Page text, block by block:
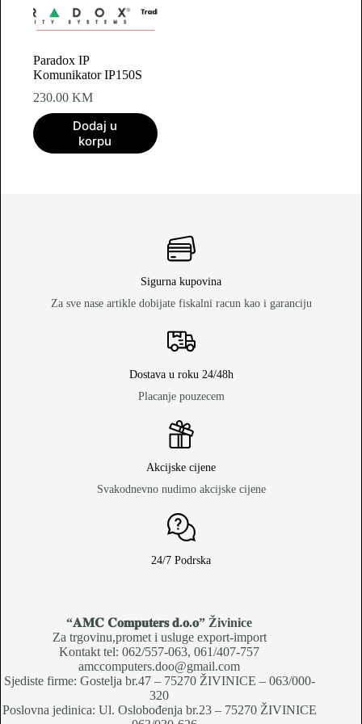
Paradox IP
Komunikator IP150S
230.00 KM
Dodaj u
korpu
Sigurna kupovina
Za sve nase artikle dobijate fiskalni racun kao i garanciju
Dostava u roku 24/48h
Placanje pouzecem
Akcijske cijene
Svakodnevno nudimo akcijske cijene
24/7 Podrska
“𝐀𝐌𝐂 𝐂𝐨𝐦𝐩𝐮𝐭𝐞𝐫𝐬 𝐝.𝐨.𝐨” Živinice
Za trgovinu,promet i usluge export-import
Kontakt tel: 062/557-063, 061/407-757
amccomputers.doo@gmail.com
Sjediste firme: Gostelja br.47 – 75270 ŽIVINICE – 063/000-
320
Poslovna jedinica: Ul. Oslobođenja br.23 – 75270 ŽIVINICE